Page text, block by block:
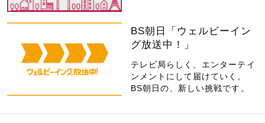
BS朝日「ウェルビーイン
グ放送中！」
テレビ局らしく、エンターテイ
ンメントにして届けていく。
BS朝日の、新しい挑戦です。